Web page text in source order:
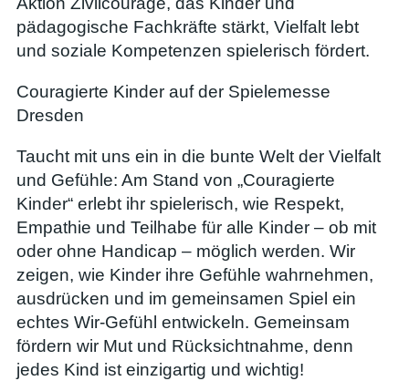
pädagogische Fachkräfte stärkt, Vielfalt lebt
und soziale Kompetenzen spielerisch fördert.
Couragierte Kinder auf der Spielemesse
Dresden
Taucht mit uns ein in die bunte Welt der Vielfalt
und Gefühle: Am Stand von „Couragierte
Kinder“ erlebt ihr spielerisch, wie Respekt,
Empathie und Teilhabe für alle Kinder – ob mit
oder ohne Handicap – möglich werden. Wir
zeigen, wie Kinder ihre Gefühle wahrnehmen,
ausdrücken und im gemeinsamen Spiel ein
echtes Wir-Gefühl entwickeln. Gemeinsam
fördern wir Mut und Rücksichtnahme, denn
jedes Kind ist einzigartig und wichtig!